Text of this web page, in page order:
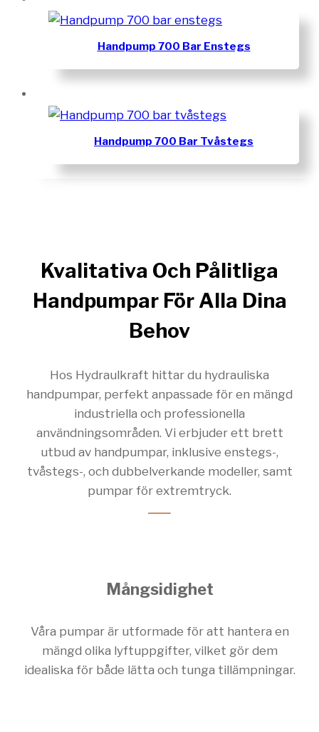
Handpump 700 Bar Enstegs
Handpump 700 Bar Tvåstegs
Kvalitativa Och Pålitliga
Handpumpar För Alla Dina
Behov
Hos Hydraulkraft hittar du hydrauliska
handpumpar, perfekt anpassade för en mängd
industriella och professionella
användningsområden. Vi erbjuder ett brett
utbud av handpumpar, inklusive enstegs-,
tvåstegs-, och dubbelverkande modeller, samt
pumpar för extremtryck.
Mångsidighet
Våra pumpar är utformade för att hantera en
mängd olika lyftuppgifter, vilket gör dem
idealiska för både lätta och tunga tillämpningar.